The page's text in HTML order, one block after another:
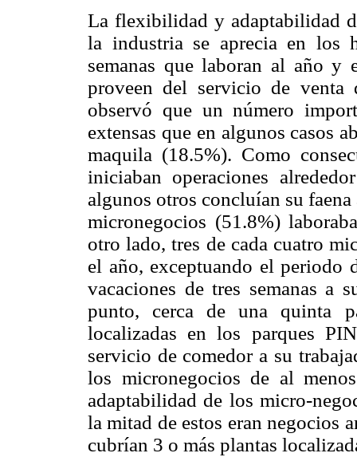
La flexibilidad y adaptabilidad
la industria se aprecia en los
semanas que laboran al año y
proveen del servicio de venta
observó que un número
extensas que en algunos casos
maquila (18.5%). Como
iniciaban operaciones
algunos otros concluían su
micronegocios (51.8%)
otro lado, tres de cada cuatro
el año, exceptuando el periodo
vacaciones de tres semanas a
punto, cerca de una quinta
localizadas en los parques
servicio de comedor a su
los micronegocios de al
adaptabilidad de los micro-
la mitad de estos eran negocios
cubrían 3 o más plantas